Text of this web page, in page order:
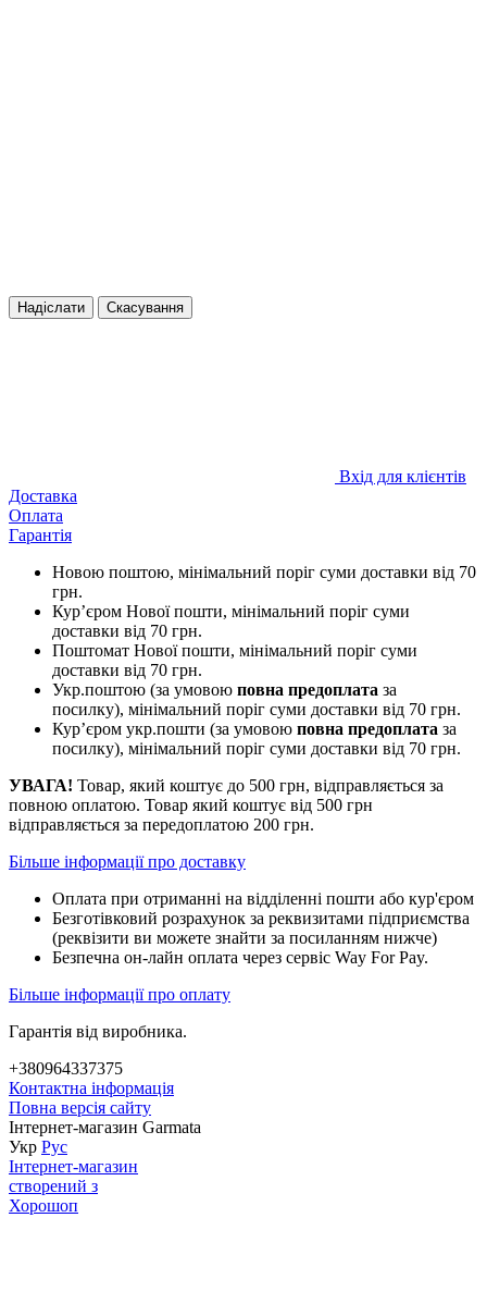
Надіслати Скасування
Вхід для клієнтів
Доставка
Оплата
Гарантія
Новою поштою, мінімальний поріг суми доставки від 70
грн.
Кур’єром Нової пошти, мінімальний поріг суми
доставки від 70 грн.
Поштомат Нової пошти, мінімальний поріг суми
доставки від 70 грн.
Укр.поштою (за умовою повна предоплата за
посилку), мінімальний поріг суми доставки від 70 грн.
Кур’єром укр.пошти (за умовою повна предоплата за
посилку), мінімальний поріг суми доставки від 70 грн.
УВАГА! Товар, який коштує до 500 грн, відправляється за
повною оплатою. Товар який коштує від 500 грн
відправляється за передоплатою 200 грн.
Більше інформації про доставку
Оплата при отриманні на відділенні пошти або кур'єром
Безготівковий розрахунок за реквизитами підприємства
(реквізити ви можете знайти за посиланням нижче)
Безпечна он-лайн оплата через сервіс Way For Pay.
Більше інформації про оплату
Гарантія від виробника.
+380964337375
Контактна інформація
Повна версія сайту
Інтернет-магазин Garmata
Укр Рус
Інтернет-магазин
створений з
Хорошоп